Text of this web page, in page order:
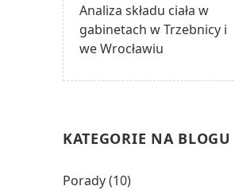
Analiza składu ciała w
gabinetach w Trzebnicy i
we Wrocławiu
KATEGORIE NA BLOGU
Porady(10)